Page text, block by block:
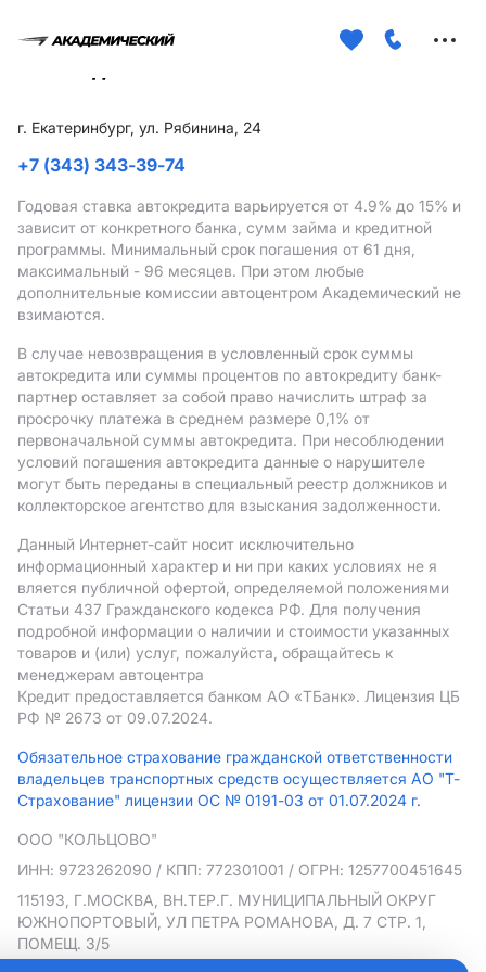
г. Екатеринбург, ул. Рябинина, 24
+7 (343) 343-39-74
Годовая ставка автокредита варьируется от 4.9% до 15% и
зависит от конкретного банка, сумм займа и кредитной
программы. Минимальный срок погашения от 61 дня,
максимальный - 96 месяцев. При этом любые
дополнительные комиссии автоцентром Академический не
взимаются.
В случае невозвращения в условленный срок суммы
автокредита или суммы процентов по автокредиту банк-
партнер оставляет за собой право начислить штраф за
просрочку платежа в среднем размере 0,1% от
первоначальной суммы автокредита. При несоблюдении
условий погашения автокредита данные о нарушителе
могут быть переданы в специальный реестр должников и
коллекторское агентство для взыскания задолженности.
Данный Интернет-сайт носит исключительно
информационный характер и ни при каких условиях не я
вляется публичной офертой, определяемой положениями
Статьи 437 Гражданского кодекса РФ. Для получения
подробной информации о наличии и стоимости указанных
товаров и (или) услуг, пожалуйста, обращайтесь к
менеджерам автоцентра
Кредит предоставляется банком АO «ТБанк». Лицензия ЦБ
РФ № 2673 от 09.07.2024.
Обязательное страхование гражданской ответственности
владельцев транспортных средств осуществляется АО "Т-
Страхование" лицензии ОС № 0191-03 от 01.07.2024 г.
ООО "КОЛЬЦОВО"
ИНН: 9723262090 / КПП: 772301001 / ОГРН: 1257700451645
115193, Г.МОСКВА, ВН.ТЕР.Г. МУНИЦИПАЛЬНЫЙ ОКРУГ
ЮЖНОПОРТОВЫЙ, УЛ ПЕТРА РОМАНОВА, Д. 7 СТР. 1,
ПОМЕЩ. 3/5